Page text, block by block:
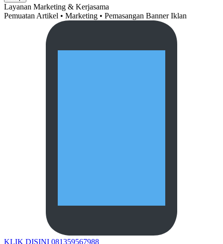
Layanan Marketing & Kerjasama
Pemuatan Artikel • Marketing • Pemasangan Banner Iklan
KLIK DISINI 081359567988